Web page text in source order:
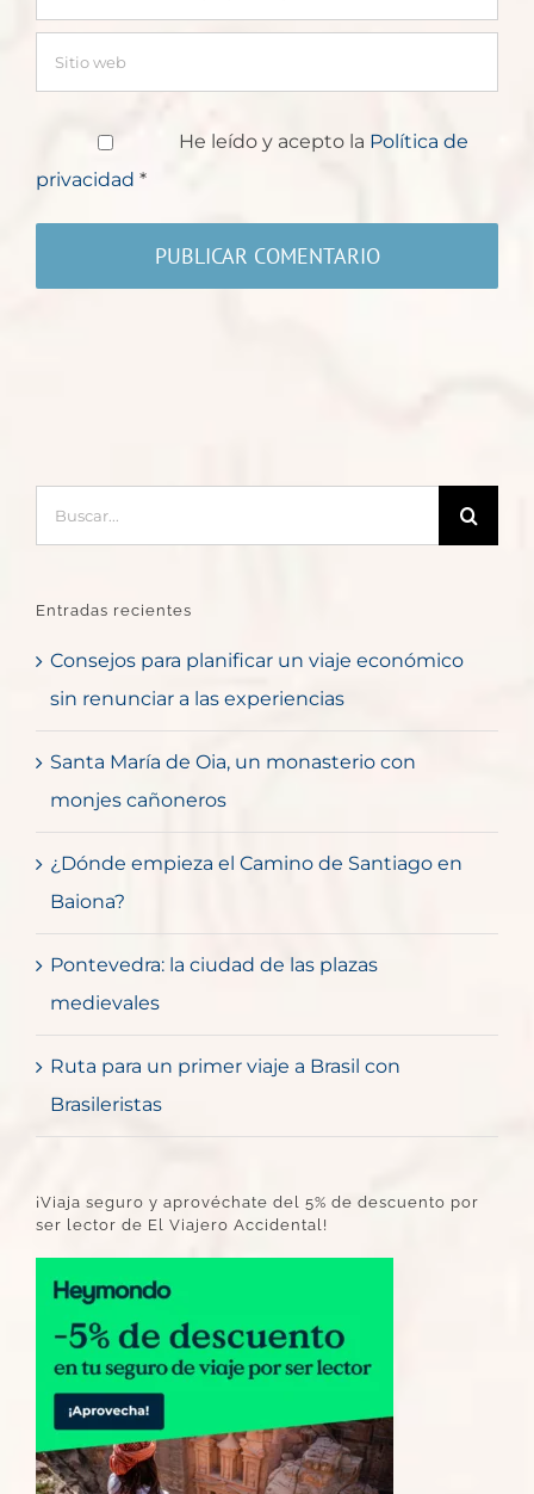
He leído y acepto la Política de
privacidad *
Entradas recientes
Consejos para planificar un viaje económico
sin renunciar a las experiencias
Santa María de Oia, un monasterio con
monjes cañoneros
¿Dónde empieza el Camino de Santiago en
Baiona?
Pontevedra: la ciudad de las plazas
medievales
Ruta para un primer viaje a Brasil con
Brasileristas
¡Viaja seguro y aprovéchate del 5% de descuento por
ser lector de El Viajero Accidental!